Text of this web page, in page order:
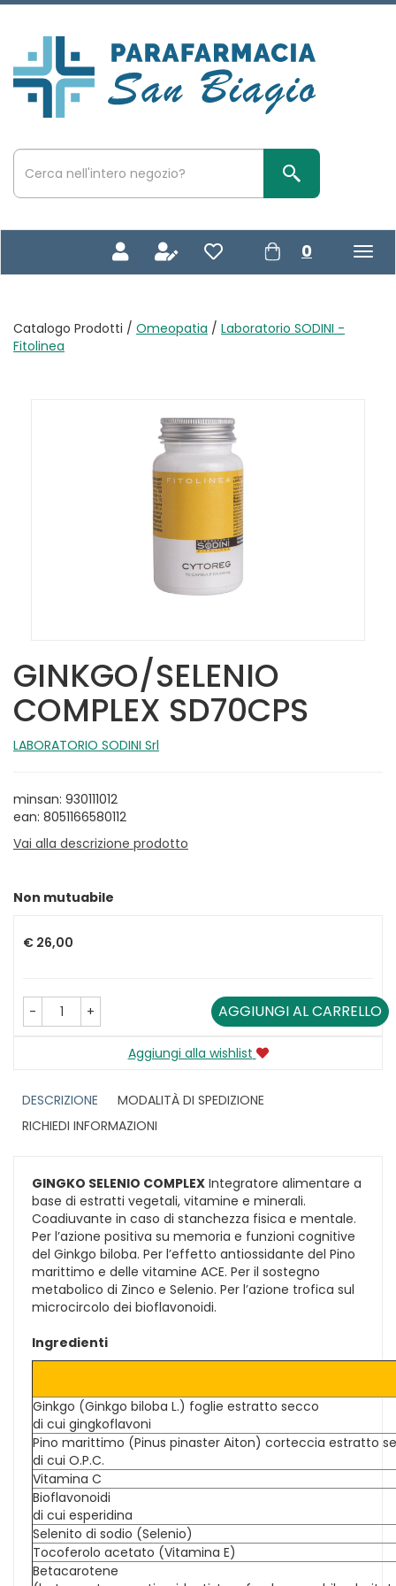
Passa
principale
San
Biagio
Cerca
Prodotto
Cerca Prodotto
0 prodotti
inseriti
Catalogo Prodotti / Omeopatia / Laboratorio SODINI -
Fitolinea
GINKGO/SELENIO
COMPLEX SD70CPS
LABORATORIO SODINI Srl
minsan: 930111012
ean: 8051166580112
Vai alla descrizione prodotto
Non mutuabile
€ 26,00
- + AGGIUNGI AL CARRELLO
Aggiungi alla wishlist
DESCRIZIONE
MODALITÀ DI SPEDIZIONE
RICHIEDI INFORMAZIONI
GINGKO SELENIO COMPLEX Integratore alimentare a
base di estratti vegetali, vitamine e minerali.
Coadiuvante in caso di stanchezza fisica e mentale.
Per l’azione positiva su memoria e funzioni cognitive
del Ginkgo biloba. Per l’effetto antiossidante del Pino
marittimo e delle vitamine ACE. Per il sostegno
metabolico di Zinco e Selenio. Per l’azione trofica sul
microcircolo dei bioflavonoidi.
Ingredienti
Ginkgo (Ginkgo biloba L.) foglie estratto secco
di cui gingkoflavoni
Pino marittimo (Pinus pinaster Aiton) corteccia estratto
di cui O.P.C.
Vitamina C
Bioflavonoidi
di cui esperidina
Selenito di sodio (Selenio)
Tocoferolo acetato (Vitamina E)
Betacarotene